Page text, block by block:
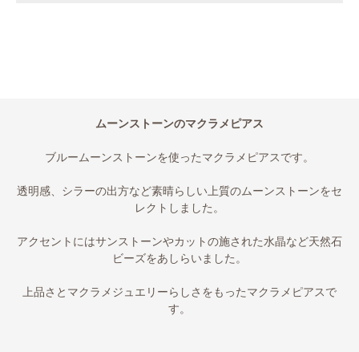
ムーンストーンのマクラメピアス
ブルームーンストーンを使ったマクラメピアスです。
透明感、シラーの出方など素晴らしい上質のムーンストーンをセ
レクトしました。
アクセントにはサンストーンやカットの施された水晶など天然石
ビーズをあしらいました。
上品さとマクラメジュエリーらしさをもったマクラメピアスで
す。